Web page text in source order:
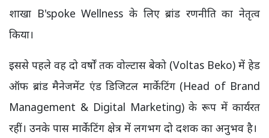
शाखा B'spoke Wellness के लिए ब्रांड रणनीति का नेतृत्व
किया।
इससे पहले वह दो वर्षों तक वोल्टास बेको (Voltas Beko) में हेड
ऑफ ब्रांड मैनेजमेंट एंड डिजिटल मार्केटिंग (Head of Brand
Management & Digital Marketing) के रूप में कार्यरत
रहीं। उनके पास मार्केटिंग क्षेत्र में लगभग दो दशक का अनुभव है।